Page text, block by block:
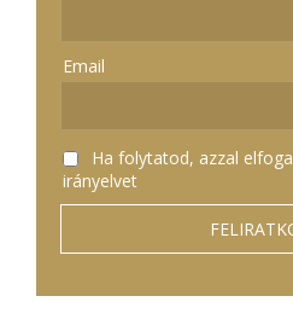
Email
Ha folytatod, azzal
irányelvet